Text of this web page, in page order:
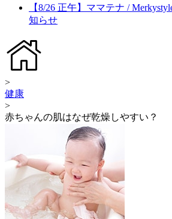
【8/26 正午】ママテナ /
知らせ
>
健康
>
赤ちゃんの肌はなぜ乾燥しやすい？